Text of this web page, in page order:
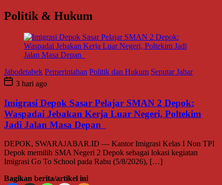
Politik & Hukum
Jabodetabek Pemerintahan Politik dan Hukum Seputar Jabar
3 hari ago
Imigrasi Depok Sasar Pelajar SMAN 2 Depok:
Waspadai Jebakan Kerja Luar Negeri, Poltekim
Jadi Jalan Masa Depan
DEPOK, SWARAJABAR.ID — Kantor Imigrasi Kelas I Non TPI
Depok memilih SMA Negeri 2 Depok sebagai lokasi kegiatan
Imigrasi Go To School pada Rabu (5/8/2026), […]
Bagikan berita/artikel ini